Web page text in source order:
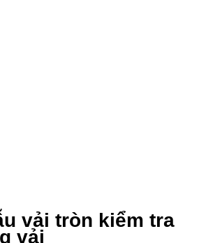
vải tròn kiểm tra
vải